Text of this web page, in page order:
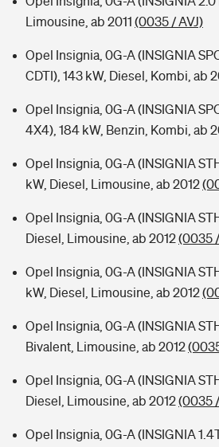
Limousine, ab 2011 (0035 / AVJ)
Opel Insignia, 0G-A (INSIGNIA
CDTI), 143 kW, Diesel, Kombi, ab
Opel Insignia, 0G-A (INSIGNIA
4X4), 184 kW, Benzin, Kombi, ab
Opel Insignia, 0G-A (INSIGNIA
kW, Diesel, Limousine, ab 2012
Opel Insignia, 0G-A (INSIGNIA
Diesel, Limousine, ab 2012(0035
Opel Insignia, 0G-A (INSIGNIA
kW, Diesel, Limousine, ab 2012
Opel Insignia, 0G-A (INSIGNIA
Bivalent, Limousine, ab 2012
Opel Insignia, 0G-A (INSIGNIA
Diesel, Limousine, ab 2012(0035
Opel Insignia, 0G-A (INSIGNIA